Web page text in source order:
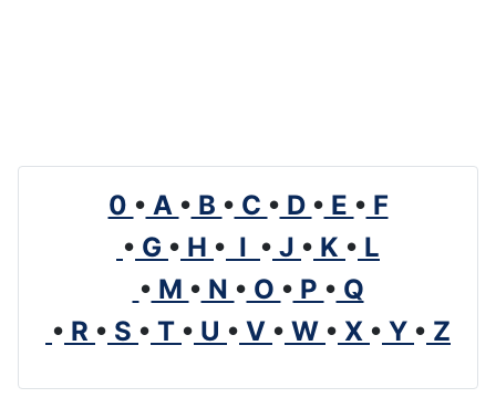
0 • A • B • C • D • E • F
• G • H • I • J • K • L
• M • N • O • P • Q
• R • S • T • U • V • W • X • Y • Z